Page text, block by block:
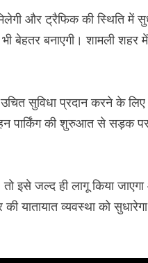
और ट्रैफिक की स्थिति में
बेहतर बनाएगी। शामली शहर में
सुविधा प्रदान करने के
पार्किंग की शुरुआत से सड़क
इसे जल्द ही लागू किया
यातायात व्यवस्था को